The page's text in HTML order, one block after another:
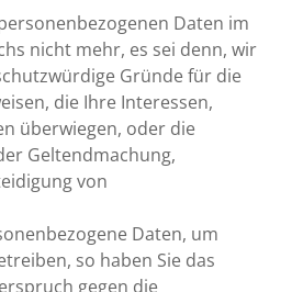
Daten im
nicht mehr, es sei denn, wir
Gründe für die
die Ihre Interessen,
überwiegen, oder die
Geltendmachung,
von
Daten, um
so haben Sie das
gegen die